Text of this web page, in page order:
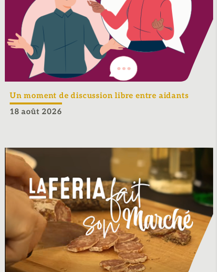
Un moment de discussion libre entre aidants
18 août 2026